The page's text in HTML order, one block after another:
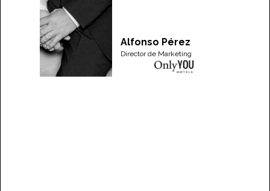
Alfonso Pérez
Director de Marketing